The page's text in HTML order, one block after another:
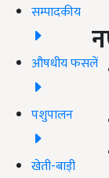
सम्पादकीय
औषधीय फसलें
पशुपालन
खेती-बाड़ी